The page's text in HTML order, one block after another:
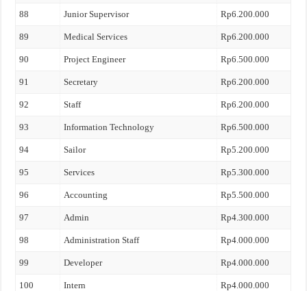
88 Junior Supervisor Rp6.200.000
89 Medical Services Rp6.200.000
90 Project Engineer Rp6.500.000
91 Secretary Rp6.200.000
92 Staff Rp6.200.000
93 Information Technology Rp6.500.000
94 Sailor Rp5.200.000
95 Services Rp5.300.000
96 Accounting Rp5.500.000
97 Admin Rp4.300.000
98 Administration Staff Rp4.000.000
99 Developer Rp4.000.000
100 Intern Rp4.000.000